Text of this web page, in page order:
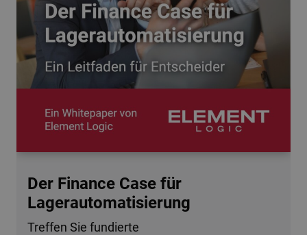
Der Finance Case für
Lagerautomatisierung
Treffen Sie fundierte